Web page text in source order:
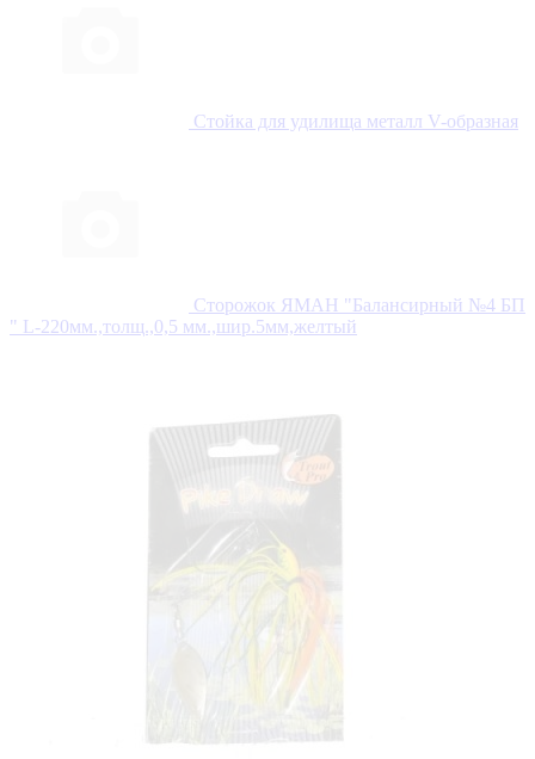
Стойка для удилища металл V-образная
Сторожок ЯМАН "Балансирный №4 БП
" L-220мм.,толщ.,0,5 мм.,шир.5мм,желтый